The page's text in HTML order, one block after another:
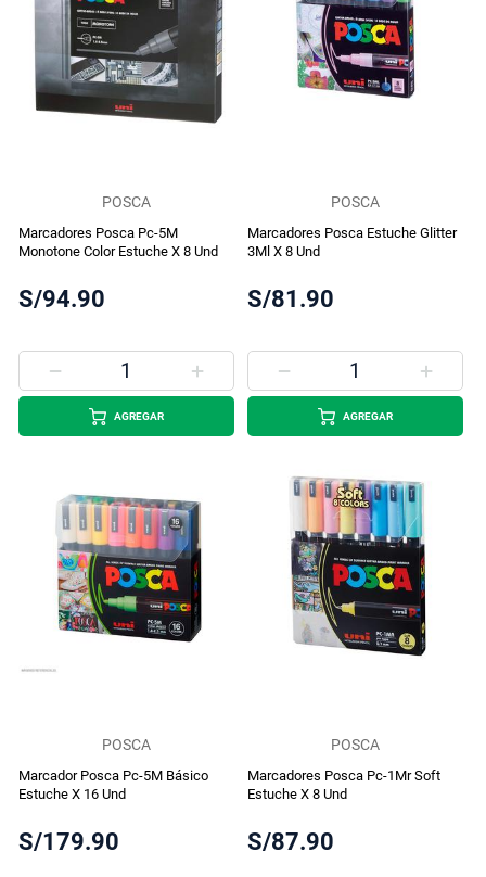
POSCA
Marcadores Posca Pc-5M
Monotone Color Estuche X 8 Und
S/94.90
AGREGAR
POSCA
Marcadores Posca Estuche Glitter
3Ml X 8 Und
S/81.90
AGREGAR
POSCA
Marcador Posca Pc-5M Básico
Estuche X 16 Und
S/179.90
POSCA
Marcadores Posca Pc-1Mr Soft
Estuche X 8 Und
S/87.90